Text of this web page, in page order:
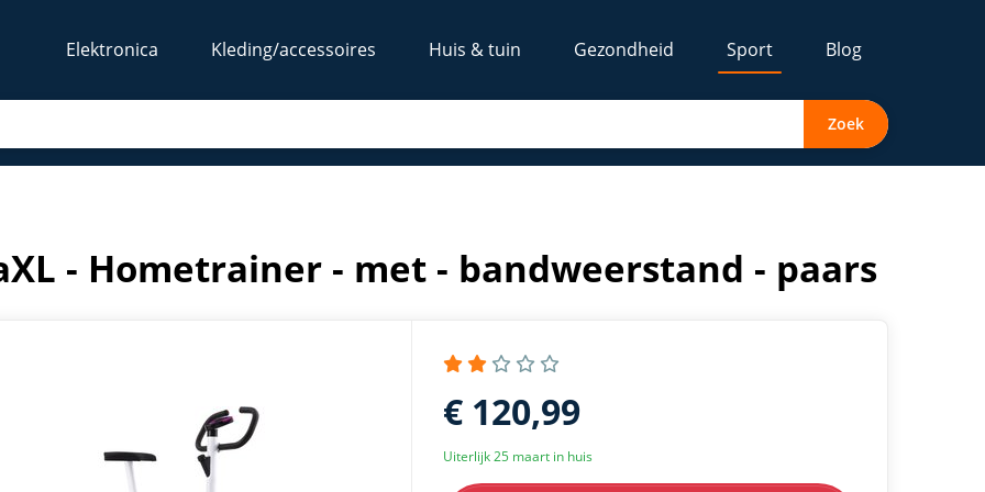
Elektronica Kleding/accessoires Huis & tuin Gezondheid Sport Blog
Zoek
- Hometrainer - met - bandweerstand - paars
€ 120,99
Uiterlijk 25 maart in huis